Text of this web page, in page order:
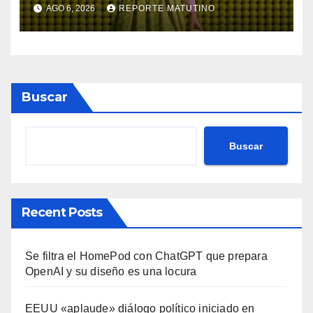
Premiere y otras aplicaciones
creativas
AGO 6, 2026 REPORTE MATUTINO
Buscar
Buscar
Recent Posts
Se filtra el HomePod con ChatGPT que prepara
OpenAI y su diseño es una locura
EEUU «aplaude» diálogo político iniciado en